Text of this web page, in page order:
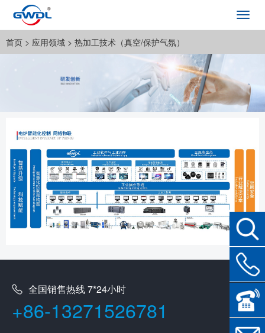
首页 > 应用领域 > 热加工技术（真空/保护气氛）
全国销售热线 7*24小时
+86-13271526781